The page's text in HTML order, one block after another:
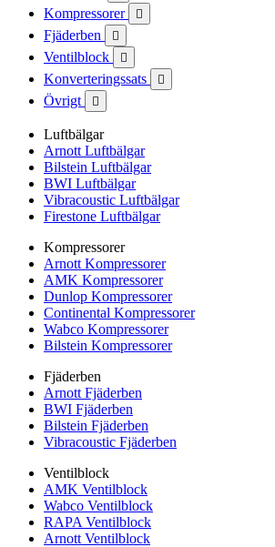
Kompressorer 
Fjäderben 
Ventilblock 
Konverteringssats 
Övrigt 
Luftbälgar
Arnott Luftbälgar
Bilstein Luftbälgar
BWI Luftbälgar
Vibracoustic Luftbälgar
Firestone Luftbälgar
Kompressorer
Arnott Kompressorer
AMK Kompressorer
Dunlop Kompressorer
Continental Kompressorer
Wabco Kompressorer
Bilstein Kompressorer
Fjäderben
Arnott Fjäderben
BWI Fjäderben
Bilstein Fjäderben
Vibracoustic Fjäderben
Ventilblock
AMK Ventilblock
Wabco Ventilblock
RAPA Ventilblock
Arnott Ventilblock